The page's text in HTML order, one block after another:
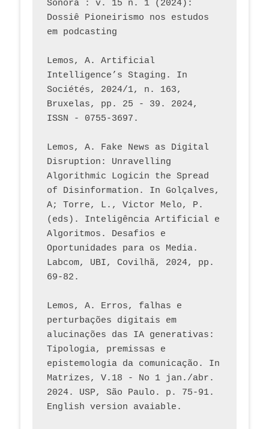
Sonora : v. 15 n. 1 (2024):
Dossiê Pioneirismo nos estudos
em podcasting
Lemos, A. Artificial
Intelligence’s Staging. In
Sociétés, 2024/1, n. 163,
Bruxelas, pp. 25 - 39. 2024,
ISSN - 0755-3697.
Lemos, A. Fake News as Digital
Disruption: Unravelling
Algorithmic Logicin the Spread
of Disinformation. In Golçalves,
A; Torre, L., Victor Melo, P.
(eds). Inteligência Artificial e
Algoritmos. Desafios e
Oportunidades para os Media.
Labcom, UBI, Covilhã, 2024, pp.
69-82.
Lemos, A. Erros, falhas e
perturbações digitais em
alucinações das IA generativas:
Tipologia, premissas e
epistemologia da comunicação. In
Matrizes, V.18 - No 1 jan./abr.
2024. USP, São Paulo. p. 75-91.
English version avaiable.